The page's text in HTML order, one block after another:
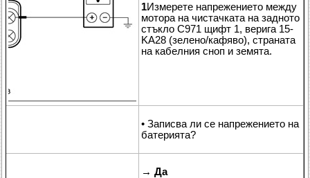
1Измерете напрежението между
мотора на чистачката на задното
стъкло C971 щифт 1, верига 15-
KA28 (зелено/кафяво), страната
на кабелния сноп и земята.
• Записва ли се напрежението на
батерията?
→ Да